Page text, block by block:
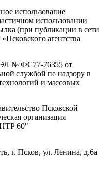
использование
использовании
(при публикации в сети
агентства
№ ФС77-76355 от
службой по надзору в
и массовых
Псковской
организация
60"
г. Псков, ул. Ленина, д.6а